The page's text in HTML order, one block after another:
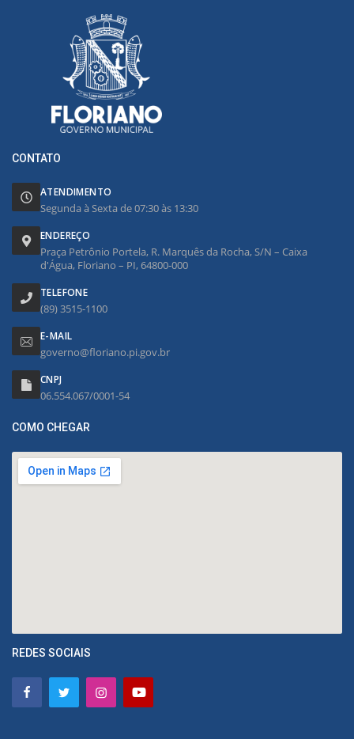
CONTATO
ATENDIMENTO
Segunda à Sexta de 07:30 às 13:30
ENDEREÇO
Praça Petrônio Portela, R. Marquês da Rocha, S/N – Caixa
d'Água, Floriano – PI, 64800-000
TELEFONE
(89) 3515-1100
E-MAIL
governo@floriano.pi.gov.br
CNPJ
06.554.067/0001-54
COMO CHEGAR
REDES SOCIAIS